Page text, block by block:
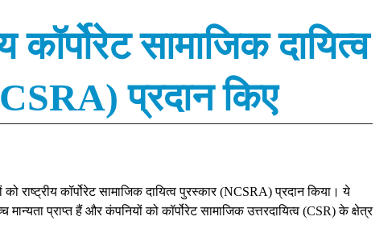
कॉर्पोरेट सामाजिक दायित्व
प्रदान किए
राष्ट्रीय कॉर्पोरेट सामाजिक दायित्व पुरस्कार (NCSRA) प्रदान किया। ये
मान्यता प्राप्त हैं और कंपनियों को कॉर्पोरेट सामाजिक उत्तरदायित्व (CSR) के क्षेत्र